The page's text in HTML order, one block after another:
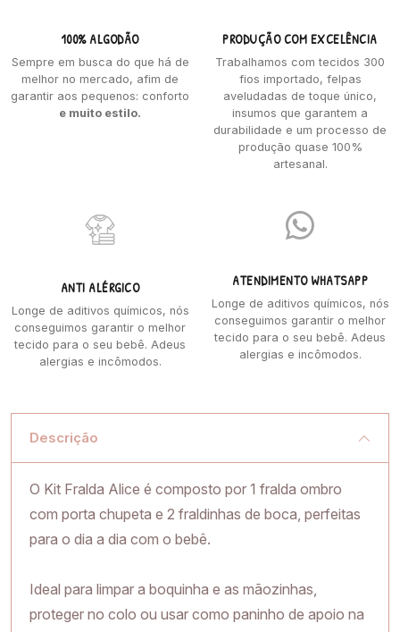
100% ALGODÃO
Sempre em busca do que há de
melhor no mercado, afim de
garantir aos pequenos: conforto
e muito estilo.
PRODUÇÃO COM EXCELÊNCIA
Trabalhamos com tecidos 300
fios importado, felpas
aveludadas de toque único,
insumos que garantem a
durabilidade e um processo de
produção quase 100%
artesanal.
ANTI ALÉRGICO
Longe de aditivos químicos, nós
conseguimos garantir o melhor
tecido para o seu bebê. Adeus
alergias e incômodos.
ATENDIMENTO WHATSAPP
Longe de aditivos químicos, nós
conseguimos garantir o melhor
tecido para o seu bebê. Adeus
alergias e incômodos.
Descrição
O Kit Fralda Alice é composto por 1 fralda ombro
com porta chupeta e 2 fraldinhas de boca, perfeitas
para o dia a dia com o bebê.
Ideal para limpar a boquinha e as mãozinhas,
proteger no colo ou usar como paninho de apoio na